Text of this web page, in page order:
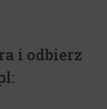
i odbierz